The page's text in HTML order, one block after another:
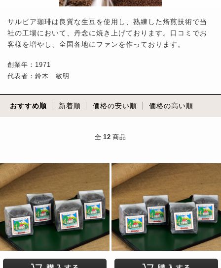
サルビア珈琲は良質な生豆を使用し、熟練した焙煎技術で当
社の工場において、丹念に焼き上げております。口コミでお
客様を増やし、全国各地にファンを作っております。
創業年：1971
代表者：鈴木 敏明
おすすめ順 新着順 価格の安い順 価格の高い順
全 12 商品